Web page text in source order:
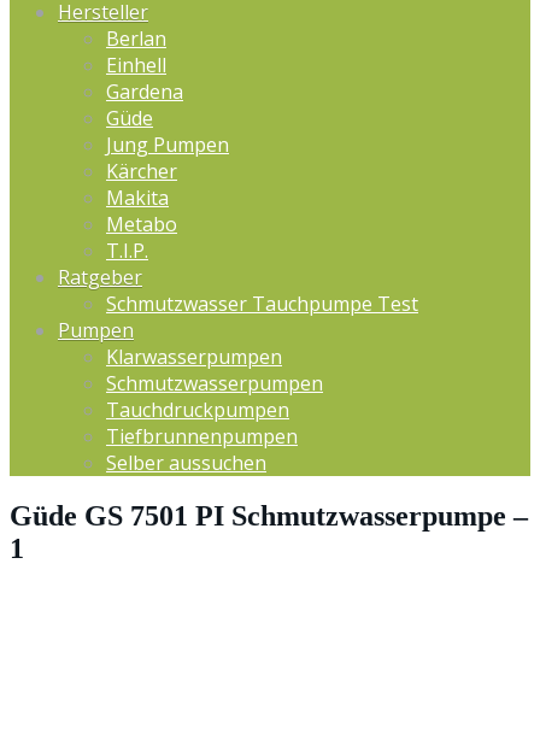
Hersteller
Berlan
Einhell
Gardena
Güde
Jung Pumpen
Kärcher
Makita
Metabo
T.I.P.
Ratgeber
Schmutzwasser Tauchpumpe Test
Pumpen
Klarwasserpumpen
Schmutzwasserpumpen
Tauchdruckpumpen
Tiefbrunnenpumpen
Selber aussuchen
Güde GS 7501 PI Schmutzwasserpumpe –
1